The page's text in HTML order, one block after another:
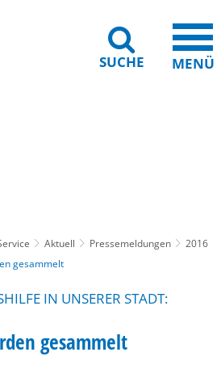
SUCHE MENÜ
Aktuell Pressemeldungen
2016
gesammelt
IN UNSERER STADT:
gesammelt